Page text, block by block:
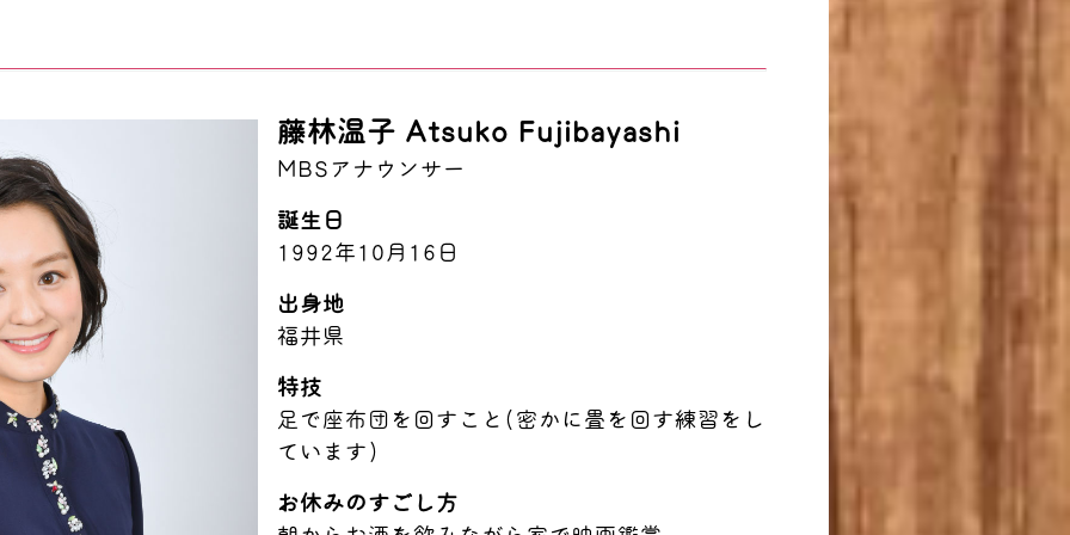
藤林温子 Atsuko Fujibayashi
MBSアナウンサー
誕生日
1992年10月16日
出身地
福井県
特技
足で座布団を回すこと(密かに畳を回す練習をし
ています)
お休みのすごし方